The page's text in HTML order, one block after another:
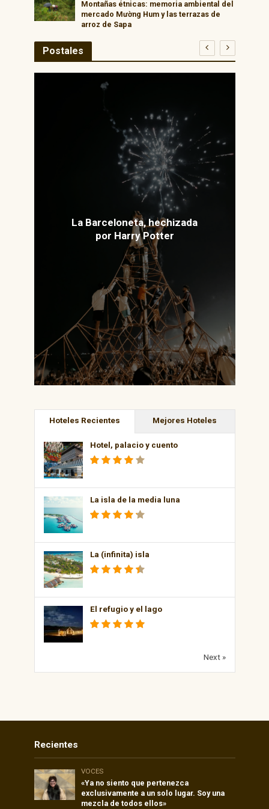
Montañas étnicas: memoria ambiental del
mercado Mường Hum y las terrazas de
arroz de Sapa
Postales
La Barceloneta, hechizada
por Harry Potter
Hoteles Recientes Mejores Hoteles
Hotel, palacio y cuento
La isla de la media luna
La (infinita) isla
El refugio y el lago
Next »
Recientes
VOCES
«Ya no siento que pertenezca
exclusivamente a un solo lugar. Soy una
mezcla de todos ellos»